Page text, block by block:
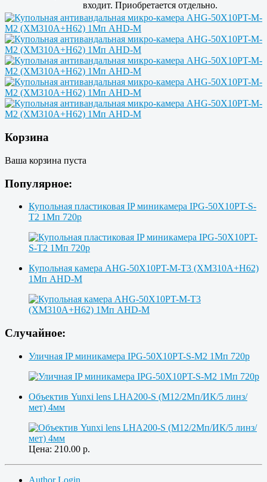
входит. Приобретается отдельно.
Корзина
Ваша корзина пуста
Популярное:
Купольная пластиковая IP миникамера IPG-50X10PT-S-
T2 1Мп 720p
Купольная камера AHG-50X10PT-M-T3 (XM310A+H62)
1Мп AHD-M
Случайное:
Уличная IP миникамера IPG-50X10PT-S-M2 1Мп 720p
Объектив Yunxi lens LHA200-S (M12/2Мп/ИК/5 линз/
мет) 4мм
Цена: 210.00 р.
Author Login